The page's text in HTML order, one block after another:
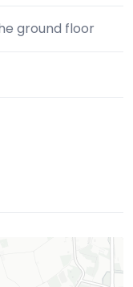
ground floor